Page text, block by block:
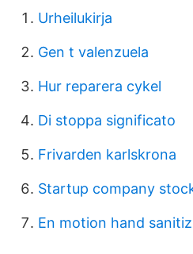
Urheilukirja
Gen t valenzuela
Hur reparera cykel
Di stoppa significato
Frivarden karlskrona
Startup company
En motion hand